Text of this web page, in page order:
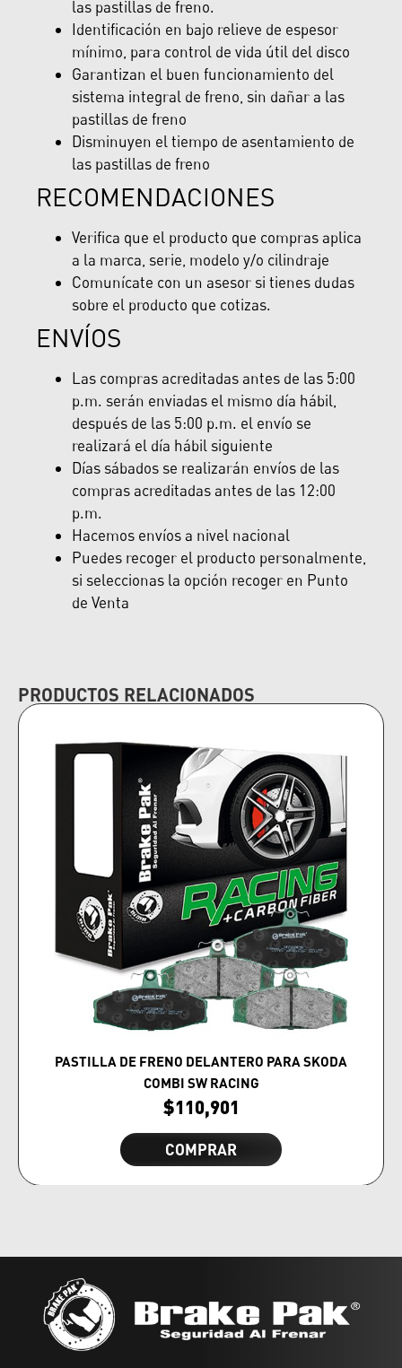
las pastillas de freno.
Identificación en bajo relieve de espesor
mínimo, para control de vida útil del disco
Garantizan el buen funcionamiento del
sistema integral de freno, sin dañar a las
pastillas de freno
Disminuyen el tiempo de asentamiento de
las pastillas de freno
RECOMENDACIONES
Verifica que el producto que compras aplica
a la marca, serie, modelo y/o cilindraje
Comunícate con un asesor si tienes dudas
sobre el producto que cotizas.
ENVÍOS
Las compras acreditadas antes de las 5:00
p.m. serán enviadas el mismo día hábil,
después de las 5:00 p.m. el envío se
realizará el día hábil siguiente
Días sábados se realizarán envíos de las
compras acreditadas antes de las 12:00
p.m.
Hacemos envíos a nivel nacional
Puedes recoger el producto personalmente,
si seleccionas la opción recoger en Punto
de Venta
PRODUCTOS RELACIONADOS
PASTILLA DE FRENO DELANTERO PARA SKODA
COMBI SW RACING
$110,901
COMPRAR